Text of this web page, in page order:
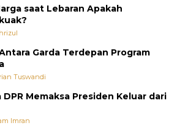
saat Lebaran Apakah
Garda Terdepan Program
Tuswandi
DPR Memaksa Presiden Keluar dari
Imran